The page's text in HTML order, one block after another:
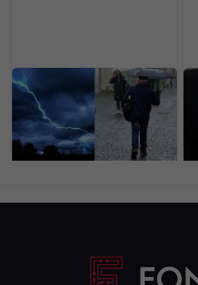
SHMÚ zvyšuje výstrahy:
Búrky s krúpami
zasiahnu stred aj východ,
na týchto miestach
hrozia bleskové povodne